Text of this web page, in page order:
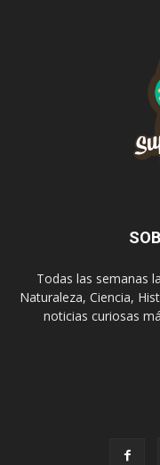
Todas las semanas
Naturaleza, Ciencia,
noticias curiosas